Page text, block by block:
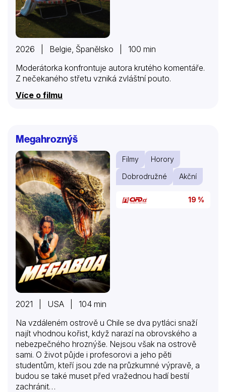
2026 | Belgie, Španělsko | 100 min
Moderátorka konfrontuje autora krutého komentáře.
Z nečekaného střetu vzniká zvláštní pouto.
Více o filmu
Megahroznýš
Filmy
Horory
Dobrodružné
Akční
19 %
2021 | USA | 104 min
Na vzdáleném ostrově u Chile se dva pytláci snaží
najít vhodnou kořist, když narazí na obrovského a
nebezpečného hroznýše. Nejsou však na ostrově
sami. O život půjde i profesorovi a jeho pěti
studentům, kteří jsou zde na průzkumné výpravě, a
budou se také muset před vražednou hadí bestií
zachránit…